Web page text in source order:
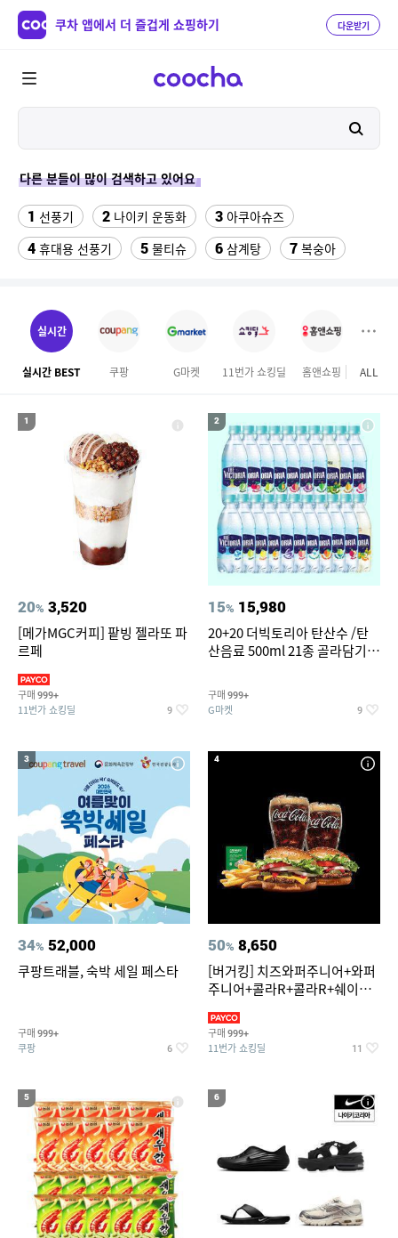
쿠차 앱에서 더 즐겁게 쇼핑하기 다운받기
다른 분들이 많이 검색하고 있어요
1 선풍기 2 나이키 운동화 3 아쿠아슈즈
4 휴대용 선풍기 5 물티슈 6 삼계탕 7 복숭아
11 실외기없는 에어컨
13 크로커다일 레이디 블라우스
15 여성용파크골프신발 16 위빙 크로스백
여성 여름마이
갤럭시 워치 스트랩
ALL
실시간
실시간 BEST 쿠팡 G마켓 11번가 쇼킹딜 홈앤쇼핑
1
20% 3,520
[메가MGC커피] 팥빙 젤라또 파
르페
구매 999+
11번가 쇼킹딜 9
2
15% 15,980
20+20 더빅토리아 탄산수 /탄
산음료 500ml 21종 골라담기
구매 999+
G마켓 9
3
34% 52,000
쿠팡트래블, 숙박 세일 페스타
구매 999+
쿠팡 6
4
50% 8,650
[버거킹] 치즈와퍼주니어+와퍼
주니어+콜라R+콜라R+쉐이킹
구매 999+
11번가 쇼킹딜 11
5 6